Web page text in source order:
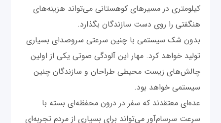
کیلومتری در مسیرهای کوهستانی می‌تواند هزینه‌های
هنگفتی را روی دست سازندگان بگذارد.
بدون شک سیستمی با چنین سرعتی سروصدای بسیاری
تولید خواهد کرد. مهار این آلودگی صوتی یکی از اولین
چالش‌های زیست محیطی طراحان و سازندگان چنین
سیستمی خواهد بود.
عده‌ای معتقدند که سفر در درون محفظه‌ای بسته با
سرعت سرسام‌آور می‌تواند برای بسیاری از مردم تجربه‌ای